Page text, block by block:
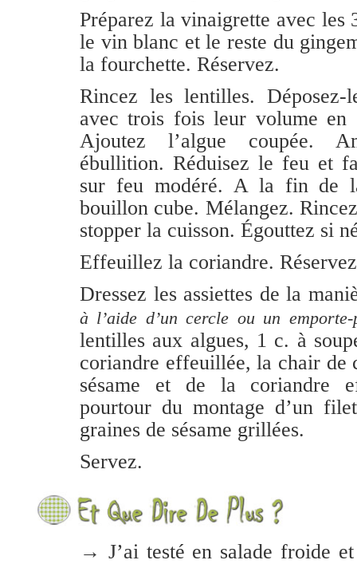
Préparez la vinaigrette avec les
le vin blanc et le reste du
la fourchette. Réservez.
Rincez les lentilles. Déposez-
avec trois fois leur volume en
Ajoutez l’algue coupée.
ébullition. Réduisez le feu et
sur feu modéré. A la fin de
bouillon cube. Mélangez.
stopper la cuisson. Égouttez si
Effeuillez la coriandre.
Dressez les assiettes de la
à l’aide d’un cercle ou un emporte-
lentilles aux algues, 1 c. à
coriandre effeuillée, la chair de
sésame et de la coriandre
pourtour du montage d’un
graines de sésame grillées.
Servez.
→ J’ai testé en salade froide